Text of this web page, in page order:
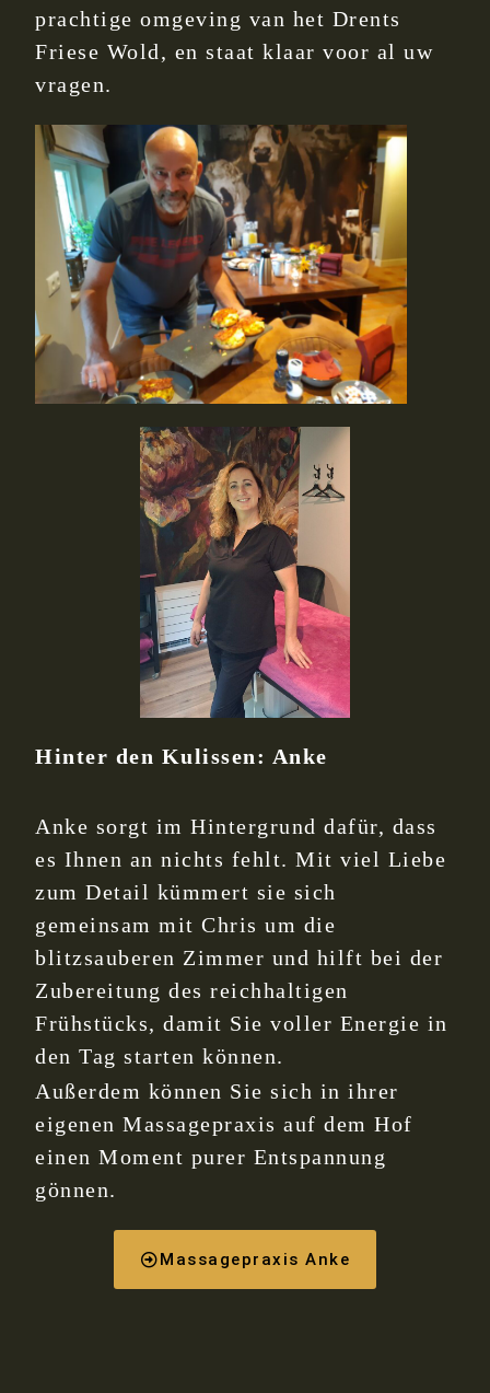
prachtige omgeving van het Drents
Friese Wold, en staat klaar voor al uw
vragen.
Hinter den Kulissen: Anke
Anke sorgt im Hintergrund dafür, dass
es Ihnen an nichts fehlt. Mit viel Liebe
zum Detail kümmert sie sich
gemeinsam mit Chris um die
blitzsauberen Zimmer und hilft bei der
Zubereitung des reichhaltigen
Frühstücks, damit Sie voller Energie in
den Tag starten können.
Außerdem können Sie sich in ihrer
eigenen Massagepraxis auf dem Hof
einen Moment purer Entspannung
gönnen.
Massagepraxis Anke